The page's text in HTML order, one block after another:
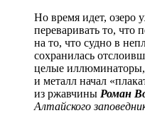
Но время идет, озеро
переваривать то, что
на то, что судно в
сохранилась
целые иллюминаторы,
и металл начал
из ржавчины Роман
Алтайского